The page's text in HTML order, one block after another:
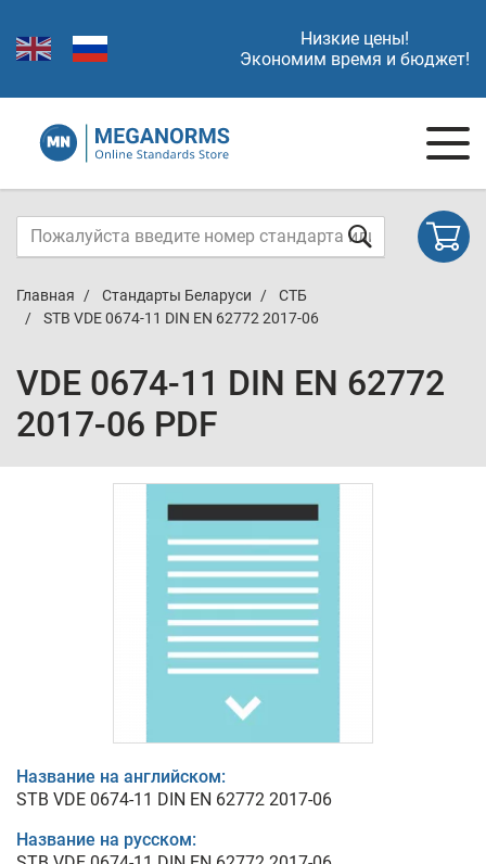
Низкие цены!
Экономим время и бюджет!
Главная Стандарты Беларуси
СТБ
STB VDE 0674-11 DIN EN 62772 2017-06
VDE 0674-11 DIN EN 62772
2017-06 PDF
Название на английском:
STB VDE 0674-11 DIN EN 62772 2017-06
Название на русском: